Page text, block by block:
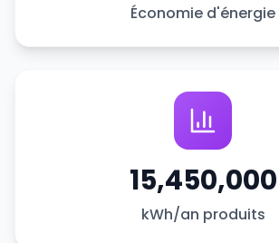
Économie d'énergie
15,450,000
kWh/an produits